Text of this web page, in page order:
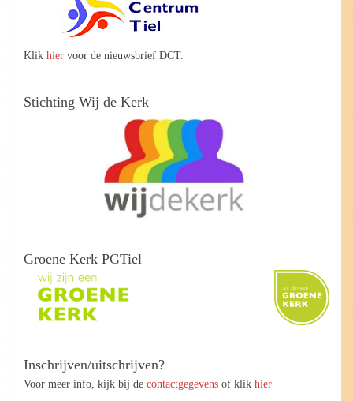
Klik hier voor de nieuwsbrief DCT.
Stichting Wij de Kerk
Groene Kerk PGTiel
Inschrijven/uitschrijven?
Voor meer info, kijk bij de contactgegevens of klik hier